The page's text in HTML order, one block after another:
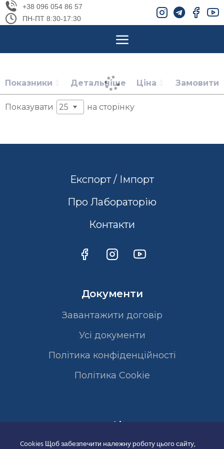
+38 096 054 86 57
ПН-ПТ 8:30-17:30
Показники Детальніше Ціна Замовити
Показувати на сторінку
Експорт / Імпорт
Про Лабораторію
Контакти
Документи
Завантажити договір
Усі документи
Політика конфіденційності
Полiтика Cookie
Сертифікати
Cookies Щоб забезпечити належну роботу цього сайту,